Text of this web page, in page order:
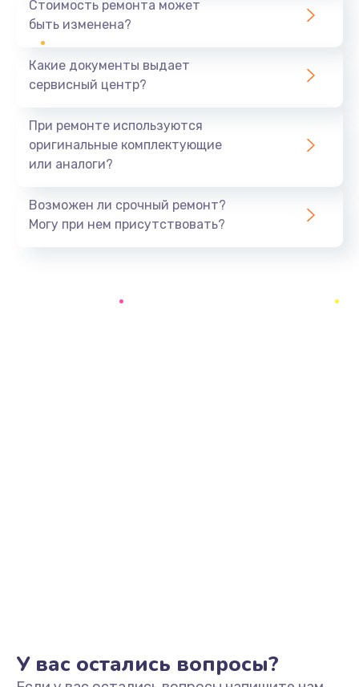
Ремонт экрана
Замена кнопки питания
Заказать
Стоимость ремонта может
быть изменена?
Какие документы выдает
сервисный центр?
При ремонте используются
оригинальные комплектующие
или аналоги?
Возможен ли срочный ремонт?
Могу при нем присутствовать?
У вас остались вопросы?